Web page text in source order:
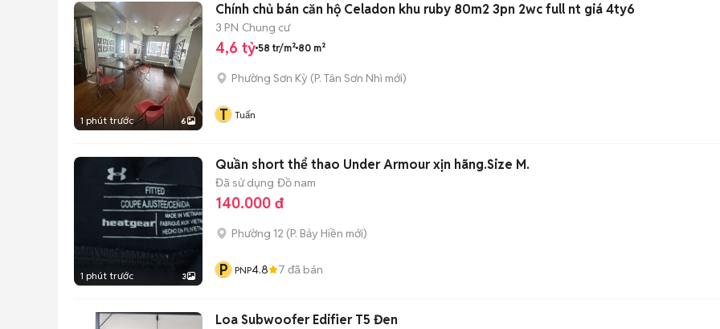
1 phút trước 6
Chính chủ bán căn hộ Celadon khu ruby 80m2 3pn 2wc full nt giá 4ty6
3 PN Chung cư
4,6 tỷ 58 tr/m² 80 m²
Phường Sơn Kỳ (P. Tân Sơn Nhì mới)
T Tuấn
1 phút trước 3
Quần short thể thao Under Armour xịn hãng.Size M.
Đã sử dụng Đồ nam
140.000 đ
Phường 12 (P. Bảy Hiền mới)
P PNP4.8 7 đã bán
Loa Subwoofer Edifier T5 Đen